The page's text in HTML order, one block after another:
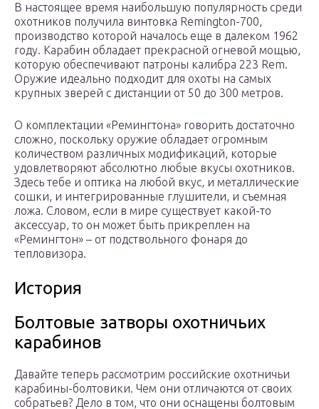
В настоящее время наибольшую популярность среди
охотников получила винтовка Remington-700,
производство которой началось еще в далеком 1962
году. Карабин обладает прекрасной огневой мощью,
которую обеспечивают патроны калибра 223 Rem.
Оружие идеально подходит для охоты на самых
крупных зверей с дистанции от 50 до 300 метров.
О комплектации «Ремингтона» говорить достаточно
сложно, поскольку оружие обладает огромным
количеством различных модификаций, которые
удовлетворяют абсолютно любые вкусы охотников.
Здесь тебе и оптика на любой вкус, и металлические
сошки, и интегрированные глушители, и съемная
ложа. Словом, если в мире существует какой-то
аксессуар, то он может быть прикреплен на
«Ремингтон» – от подствольного фонаря до
тепловизора.
История
Болтовые затворы охотничьих
карабинов
Давайте теперь рассмотрим российские охотничьи
карабины-болтовики. Чем они отличаются от своих
собратьев? Дело в том, что они оснащены болтовым